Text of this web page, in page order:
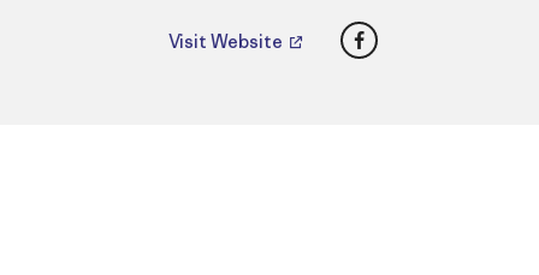
Visit Website Facebook